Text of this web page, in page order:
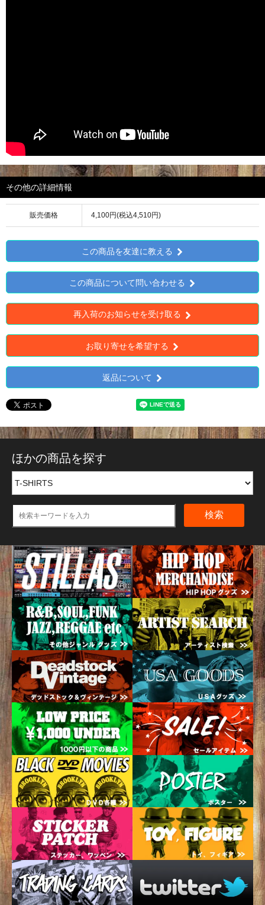
その他の詳細情報
販売価格 4,100円(税込4,510円)
この商品を友達に教える
この商品について問い合わせる
再入荷のお知らせを受け取る
お取り寄せを希望する
返品について
ほかの商品を探す
検索